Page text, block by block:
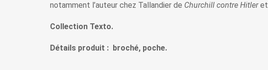
notamment l’auteur chez Tallandier de Churchill contre Hitleret
Collection Texto.
Détails produit : broché, poche.